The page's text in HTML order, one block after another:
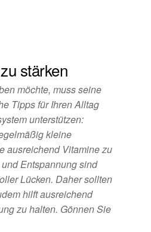
stärken
möchte, muss seine
Tipps für Ihren Alltag
unterstützen:
kleine
ausreichend Vitamine zu
Entspannung sind
Lücken. Daher sollten
hilft ausreichend
zu halten. Gönnen Sie